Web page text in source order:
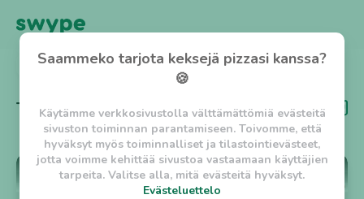
Saammeko tarjota keksejä pizzasi kanssa?
🍪
Käytämme verkkosivustolla välttämättömiä evästeitä
sivuston toiminnan parantamiseen. Toivomme, että
hyväksyt myös toiminnalliset ja tilastointievästeet,
jotta voimme kehittää sivustoa vastaamaan käyttäjien
tarpeita. Valitse alla, mitä evästeitä hyväksyt.
Evästeluettelo
TAKAISIN
TägiHalpa